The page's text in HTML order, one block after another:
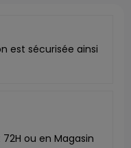
est sécurisée ainsi
ou en Magasin